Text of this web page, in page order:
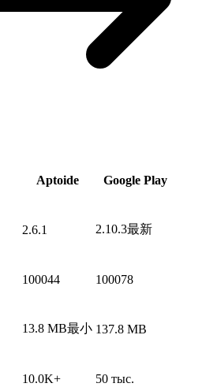
Aptoide
Google Play
2.6.1 2.10.3最新
100044
100078
13.8 MB最小 137.8 MB
10.0K+
50 тыс.